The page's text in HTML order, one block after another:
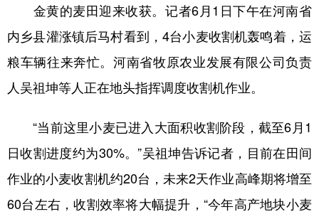
金黄的麦田迎来收获。记者6月1日下午在河南省
内乡县灌涨镇后马村看到，4台小麦收割机轰鸣着，运
粮车辆往来奔忙。河南省牧原农业发展有限公司负责
人吴祖坤等人正在地头指挥调度收割机作业。
“当前这里小麦已进入大面积收割阶段，截至6月1
日收割进度约为30%。”吴祖坤告诉记者，目前在田间
作业的小麦收割机约20台，未来2天作业高峰期将增至
60台左右，收割效率将大幅提升，“今年高产地块小麦